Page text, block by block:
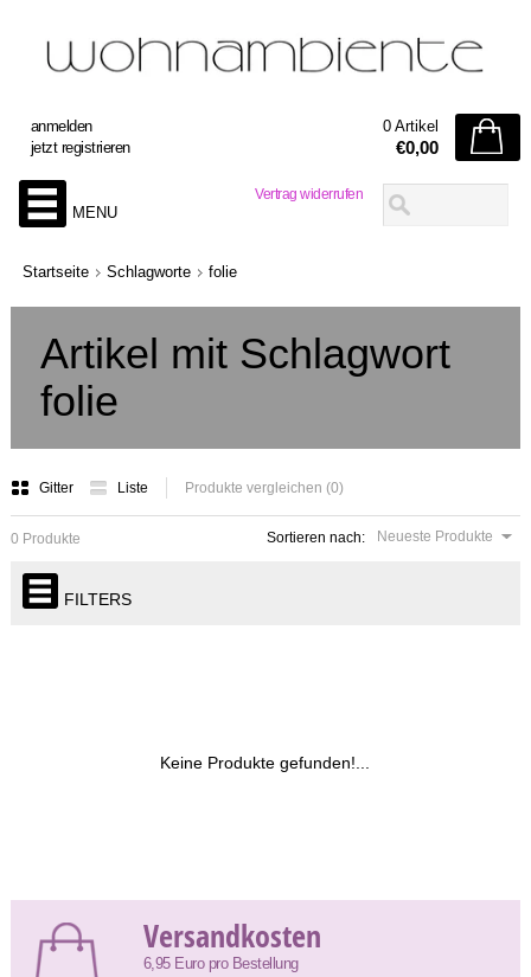
Vertrag widerrufen
anmelden
jetzt registrieren
0 Artikel
€0,00
MENU
Startseite Schlagworte folie
Artikel mit Schlagwort
folie
Gitter Liste Produkte vergleichen (0)
Sortieren nach: Neueste Produkte
0 Produkte
FILTERS
Keine Produkte gefunden!...
Versandkosten
6,95 Euro pro Bestellung